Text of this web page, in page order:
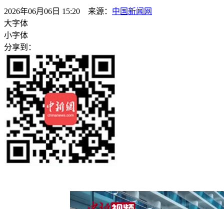
2026年06月06日 15:20 来源： 中国新闻网
大字体
小字体
分享到：